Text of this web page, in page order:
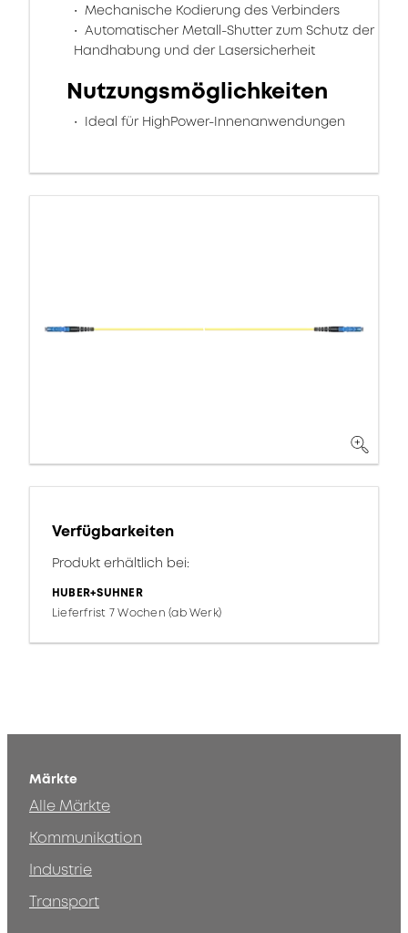
Mechanische Kodierung des Verbinders
Automatischer Metall-Shutter zum Schutz der
Handhabung und der Lasersicherheit
Nutzungsmöglichkeiten
Ideal für HighPower-Innenanwendungen
Verfügbarkeiten
Produkt erhältlich bei:
HUBER+SUHNER
Lieferfrist 7 Wochen (ab Werk)
Märkte
Alle Märkte
Kommunikation
Industrie
Transport